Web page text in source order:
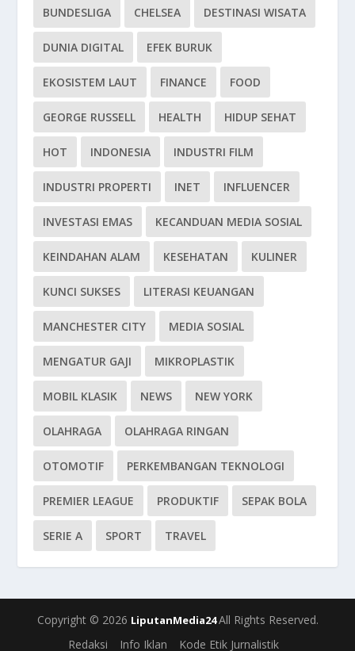
BUNDESLIGA CHELSEA DESTINASI WISATA
DUNIA DIGITAL EFEK BURUK
EKOSISTEM LAUT FINANCE FOOD
GEORGE RUSSELL HEALTH HIDUP SEHAT
HOT INDONESIA INDUSTRI FILM
INDUSTRI PROPERTI INET INFLUENCER
INVESTASI EMAS KECANDUAN MEDIA SOSIAL
KEINDAHAN ALAM KESEHATAN KULINER
KUNCI SUKSES LITERASI KEUANGAN
MANCHESTER CITY MEDIA SOSIAL
MENGATUR GAJI MIKROPLASTIK
MOBIL KLASIK NEWS NEW YORK
OLAHRAGA OLAHRAGA RINGAN
OTOMOTIF PERKEMBANGAN TEKNOLOGI
PREMIER LEAGUE PRODUKTIF SEPAK BOLA
SERIE A SPORT TRAVEL
Copyright © 2026 LiputanMedia24All Rights Reserved.
Redaksi
Info Iklan Kode Etik Jurnalistik